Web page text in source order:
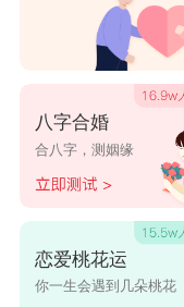
八字合婚
合八字，测姻缘
恋爱桃花运
你一生会遇到几朵桃花